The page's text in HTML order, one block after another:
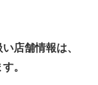
店舗情報は、
。